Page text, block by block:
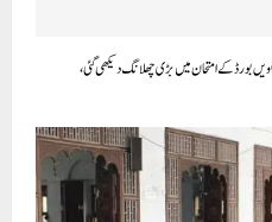
کیجریوال کے سرکاری اسکولوں میں بھی CBSE 10ویں بورڈ کے امتحان میں بڑی چھلانگ دیکھی گئی،